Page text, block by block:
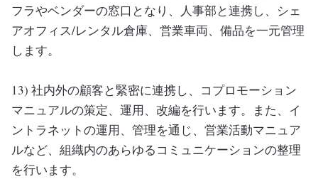
フラやベンダーの窓口となり、人事部と連携し、シェ
アオフィス/レンタル倉庫、営業車両、備品を一元管理
します。
13) 社内外の顧客と緊密に連携し、コプロモーション
マニュアルの策定、運用、改編を行います。また、イ
ントラネットの運用、管理を通じ、営業活動マニュア
ルなど、組織内のあらゆるコミュニケーションの整理
を行います。